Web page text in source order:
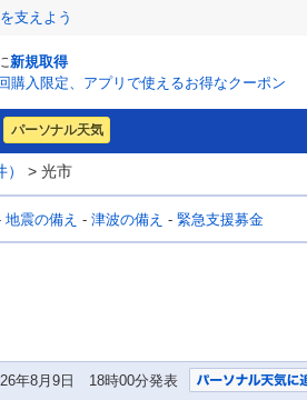
支えよう
新規取得
購入限定、アプリで使えるお得なクーポン
パーソナル天気
> 光市
地震の備え - 津波の備え - 緊急支援募金
年8月9日 18時00分発表